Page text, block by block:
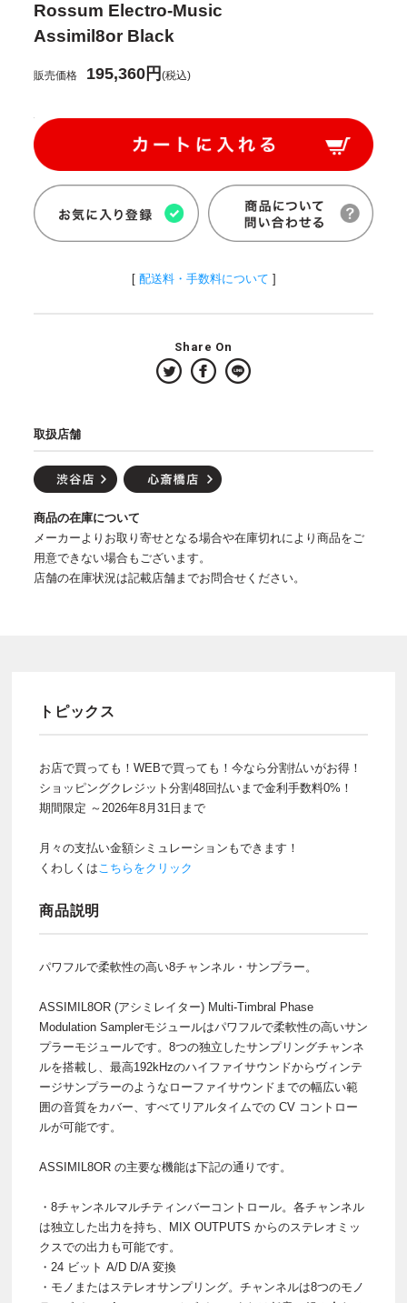
Rossum Electro-Music
Assimil8or Black
販売価格 195,360円(税込)
[ 配送料・手数料について ]
Share On
取扱店舗
商品の在庫について
メーカーよりお取り寄せとなる場合や在庫切れにより商品をご
用意できない場合もございます。
店舗の在庫状況は記載店舗までお問合せください。
トピックス
お店で買っても！WEBで買っても！今なら分割払いがお得！
ショッピングクレジット分割48回払いまで金利手数料0%！
期間限定 ～2026年8月31日まで
月々の支払い金額シミュレーションもできます！
くわしくはこちらをクリック
商品説明
パワフルで柔軟性の高い8チャンネル・サンプラー。
ASSIMIL8OR (アシミレイター) Multi-Timbral Phase
Modulation Samplerモジュールはパワフルで柔軟性の高いサン
プラーモジュールです。8つの独立したサンプリングチャンネ
ルを搭載し、最高192kHzのハイファイサウンドからヴィンテ
ージサンプラーのようなローファイサウンドまでの幅広い範
囲の音質をカバー、すべてリアルタイムでの CV コントロー
ルが可能です。
ASSIMIL8OR の主要な機能は下記の通りです。
・8チャンネルマルチティンバーコントロール。各チャンネル
は独立した出力を持ち、MIX OUTPUTS からのステレオミッ
クスでの出力も可能です。
・24 ビット A/D D/A 変換
・モノまたはステレオサンプリング。チャンネルは8つのモノ